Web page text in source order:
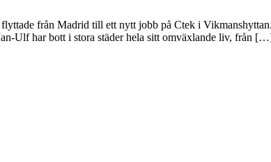
från Madrid till ett nytt jobb på Ctek i
Ulf har bott i stora städer hela sitt omväxlande liv, från